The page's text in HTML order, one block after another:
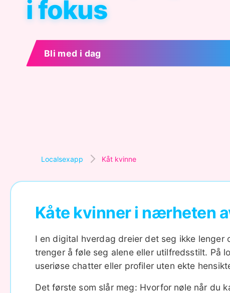
i fokus
Bli med i dag
Localsexapp Kåt kvinne
Kåte kvinner i nærheten
I en digital hverdag dreier det seg ikke
trenger å føle seg alene eller utilfredsstilt. På
useriøse chatter eller profiler uten ekte
Det første som slår meg: Hvorfor nøle når du